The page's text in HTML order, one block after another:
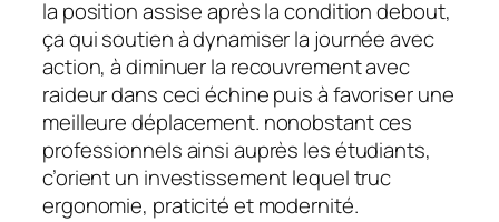
la position assise après la condition debout,
ça qui soutien à dynamiser la journée avec
action, à diminuer la recouvrement avec
raideur dans ceci échine puis à favoriser une
meilleure déplacement. nonobstant ces
professionnels ainsi auprès les étudiants,
c’orient un investissement lequel truc
ergonomie, praticité et modernité.